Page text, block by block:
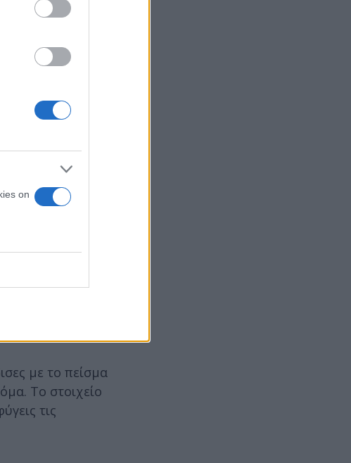
on
όμως δεν θα
όμως, θα
μια
με το πείσμα
Το στοιχείο
τις